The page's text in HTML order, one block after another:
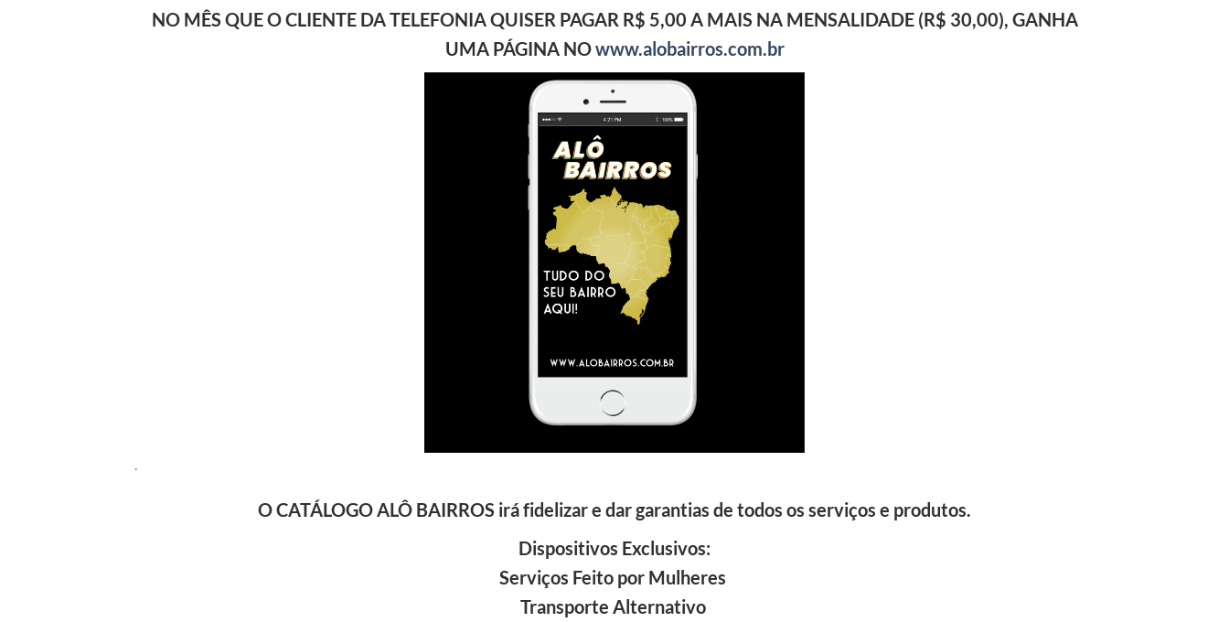
NO MÊS QUE O CLIENTE DA TELEFONIA QUISER PAGAR R$ 5,00 A MAIS NA MENSALIDADE (R$ 30,00), GANHA
UMA PÁGINA NOwww.alobairros.com.br
O CATÁLOGO ALÔ BAIRROS irá fidelizar e dar garantias de todos os serviços e produtos.
Dispositivos Exclusivos:
Serviços Feito por Mulheres
Transporte Alternativo